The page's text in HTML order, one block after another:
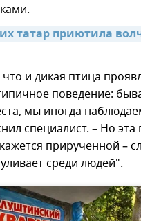
татар приютила
и дикая птица
поведение:
мы иногда
специалист. – Но эта
прирученной –
среди людей".